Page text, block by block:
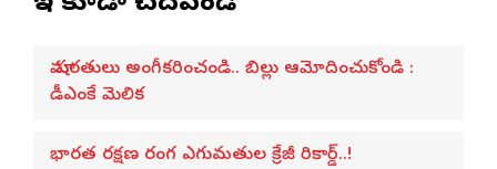
మా షరతులు అంగీకరించండి.. బిల్లు ఆమోదించుకోండి :
డీఎంకే మెలిక
భారత రక్షణ రంగ ఎగుమతుల క్రేజీ రికార్డ్..!